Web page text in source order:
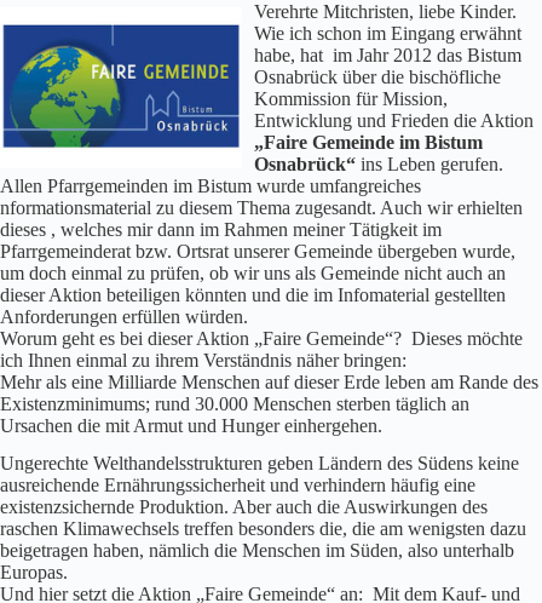
Verehrte Mitchristen, liebe Kinder.
Wie ich schon im Eingang erwähnt
habe, hat im Jahr 2012 das Bistum
Osnabrück über die bischöfliche
Kommission für Mission,
Entwicklung und Frieden die Aktion
„Faire Gemeinde im Bistum
Osnabrück“ ins Leben gerufen.
Allen Pfarrgemeinden im Bistum wurde umfangreiches
nformationsmaterial zu diesem Thema zugesandt. Auch wir erhielten
dieses , welches mir dann im Rahmen meiner Tätigkeit im
Pfarrgemeinderat bzw. Ortsrat unserer Gemeinde übergeben wurde,
um doch einmal zu prüfen, ob wir uns als Gemeinde nicht auch an
dieser Aktion beteiligen könnten und die im Infomaterial gestellten
Anforderungen erfüllen würden.
Worum geht es bei dieser Aktion „Faire Gemeinde“? Dieses möchte
ich Ihnen einmal zu ihrem Verständnis näher bringen:
Mehr als eine Milliarde Menschen auf dieser Erde leben am Rande des
Existenzminimums; rund 30.000 Menschen sterben täglich an
Ursachen die mit Armut und Hunger einhergehen.
Ungerechte Welthandelsstrukturen geben Ländern des Südens keine
ausreichende Ernährungssicherheit und verhindern häufig eine
existenzsichernde Produktion. Aber auch die Auswirkungen des
raschen Klimawechsels treffen besonders die, die am wenigsten dazu
beigetragen haben, nämlich die Menschen im Süden, also unterhalb
Europas.
Und hier setzt die Aktion „Faire Gemeinde“ an: Mit dem Kauf- und